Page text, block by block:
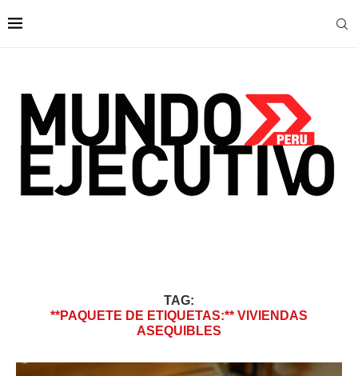
TAG:
**PAQUETE DE ETIQUETAS:** VIVIENDAS
ASEQUIBLES